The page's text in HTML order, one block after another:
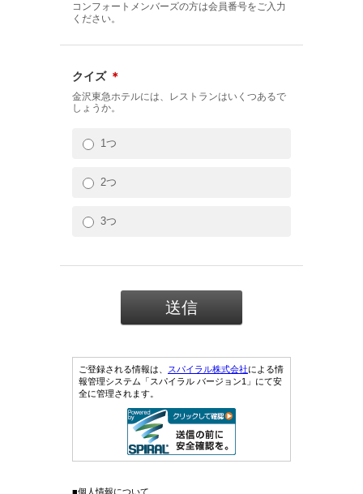
コンフォートメンバーズの方は会員番号をご入力
ください。
クイズ ＊
金沢東急ホテルには、レストランはいくつあるで
しょうか。
1つ
2つ
3つ
ご登録される情報は、 スパイラル株式会社による情
報管理システム「スパイラル バージョン1」にて安
全に管理されます。
■個人情報について